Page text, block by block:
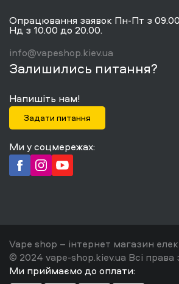
Опрацювання заявок Пн-Пт з
Нд з 10.00 до 20.00.
info@vapeshop.kiev.ua
Залишились питання?
Напишіть нам!
Задати питання
Ми у соцмережах:
Vape shop – інтернет магазин
© 2024 vape-shop.kiev.ua Всі права
Ми приймаємо до оплати: